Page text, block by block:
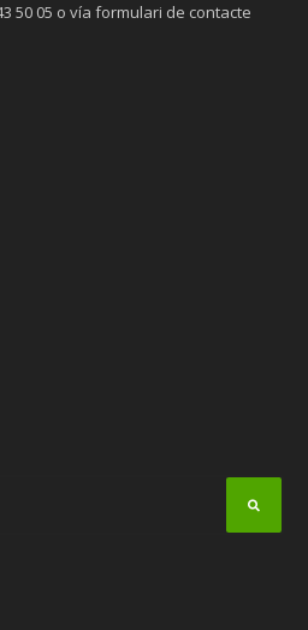
50 05 o vía formulari de contacte